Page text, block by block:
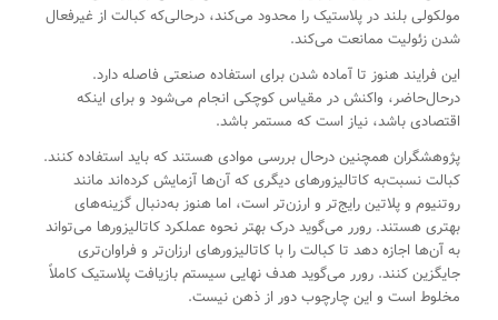
مولکولی بلند در پلاستیک را محدود می‌کند، درحالی‌که کبالت از غیرفعال
شدن زئولیت ممانعت می‌کند.
این فرایند هنوز تا آماده شدن برای استفاده صنعتی فاصله دارد.
درحال‌حاضر، واکنش در مقیاس کوچکی انجام می‌شود و برای اینکه
اقتصادی باشد، نیاز است که مستمر باشد.
پژوهشگران همچنین درحال بررسی موادی هستند که باید استفاده کنند.
کبالت نسبت‌به کاتالیزورهای دیگری که آن‌ها آزمایش کرده‌اند مانند
روتنیوم و پلاتین رایج‌تر و ارزن‌تر است، اما هنوز به‌دنبال گزینه‌های
بهتری هستند. رورر می‌گوید درک بهتر نحوه عملکرد کاتالیزورها می‌تواند
به آن‌ها اجازه دهد تا کبالت را با کاتالیزورهای ارزان‌تر و فراوان‌تری
جایگزین کنند. رورر می‌گوید هدف نهایی سیستم بازیافت پلاستیک کاملاً
مخلوط است و این چارچوب دور از ذهن نیست.